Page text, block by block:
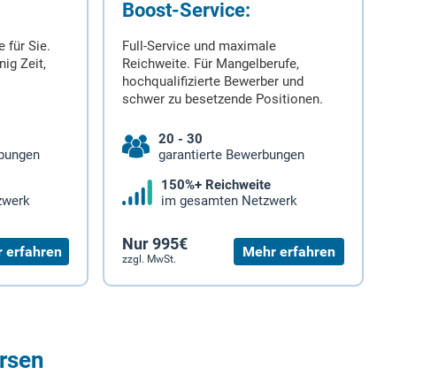
für Sie.
Zeit,
erfahren
Boost-Service:
Full-Service und maximale
Reichweite. Für Mangelberufe,
hochqualifizierte Bewerber und
schwer zu besetzende Positionen.
20 - 30
garantierte Bewerbungen
150%+ Reichweite
im gesamten Netzwerk
Nur 995€
zzgl. MwSt. Mehr erfahren